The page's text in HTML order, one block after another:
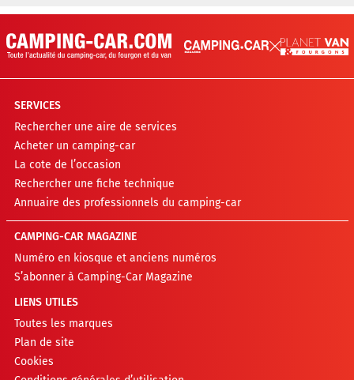
SERVICES
Rechercher une aire de services
Acheter un camping-car
La cote de l’occasion
Rechercher une fiche technique
Annuaire des professionnels du camping-car
CAMPING-CAR MAGAZINE
Numéro en kiosque et anciens numéros
S’abonner à Camping-Car Magazine
LIENS UTILES
Toutes les marques
Plan de site
Cookies